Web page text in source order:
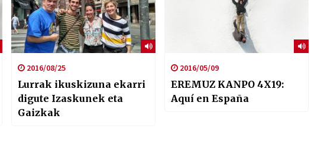
2016/08/25
Lurrak ikuskizuna ekarri
digute Izaskunek eta
Gaizkak
2016/05/09
EREMUZ KANPO 4X19:
Aquí en España